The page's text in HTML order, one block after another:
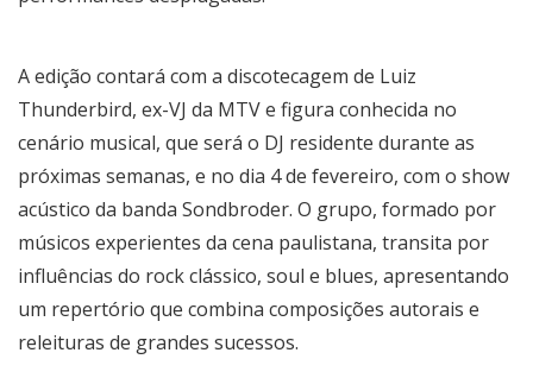
A edição contará com a discotecagem de Luiz
Thunderbird, ex-VJ da MTV e figura conhecida no
cenário musical, que será o DJ residente durante as
próximas semanas, e no dia 4 de fevereiro, com o show
acústico da banda Sondbroder. O grupo, formado por
músicos experientes da cena paulistana, transita por
influências do rock clássico, soul e blues, apresentando
um repertório que combina composições autorais e
releituras de grandes sucessos.